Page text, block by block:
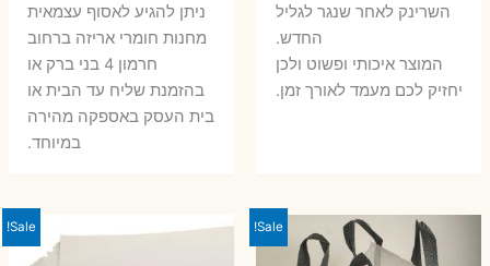
השרינק לאחר שנגר לגליל
החדש.
המוצר איכותי ופשוט ולכן
יחזיק לכם מעמד לאורך זמן.
ניתן להגיע לאסוף עצמאית
מחנות חומרי אריזה ברחוב
חרמון 4 בני ברק או
בהזמנת שליח עד הבית או
בית העסק באספקה מהירה
במיוחד.
Sale!
Sale!